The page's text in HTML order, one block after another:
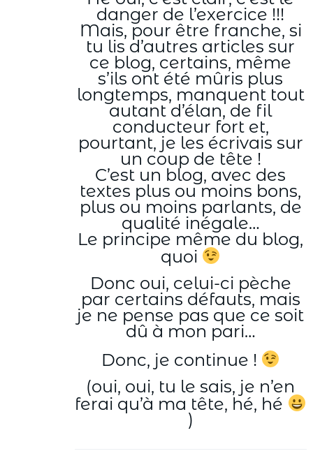
danger de l’exercice !!!
Mais, pour être franche, si
tu lis d’autres articles sur
ce blog, certains, même
s’ils ont été mûris plus
longtemps, manquent tout
autant d’élan, de fil
conducteur fort et,
pourtant, je les écrivais sur
un coup de tête !
C’est un blog, avec des
textes plus ou moins bons,
plus ou moins parlants, de
qualité inégale…
Le principe même du blog,
quoi
Donc oui, celui-ci pèche
par certains défauts, mais
je ne pense pas que ce soit
dû à mon pari…
Donc, je continue !
(oui, oui, tu le sais, je n’en
ferai qu’à ma tête, hé, hé
)